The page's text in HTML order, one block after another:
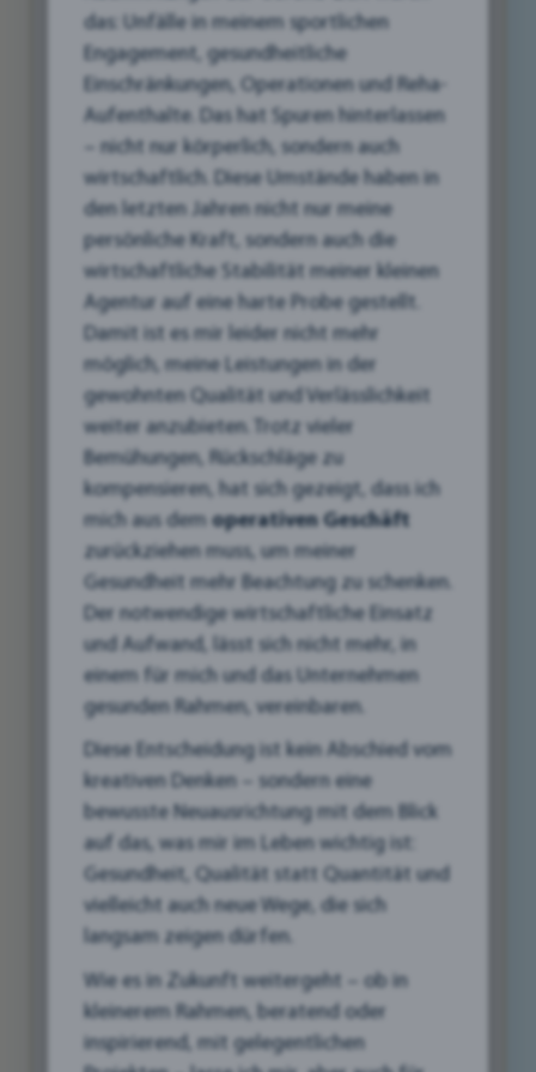
In der immer wieder mal empfundenen
eingeschlafenen Stadt Liezen, wo Kreativität
und Unternehmergeist Hand in Hand gehen
könnten, suchen kreative Unternehmen stets
nach neuen Wegen, um ihre Marke zu
präsentieren und ihre Botschaft auf innovative
Weise zu vermitteln. Hohlkammerplatten und
PVC-Hartschaumplatten eröffnen eine Welt
voller Möglichkeiten für kreative
Werbelösungen, die sowohl funktional als auch
ästhetisch ansprechend sind.
Stell dir vor, deine Werbebotschaft prangt in
leuchtenden Farben auf einem robusten
Bauzaunbanner, z. B. auf dem Areal des
ehemaligen Kastner & Öhler Areal, das die
Blicke der Passanten auf sich zieht. Oder dein
Firmenlogo wird auf einem eleganten PVC-
Hartschaumschild präsentiert, das den
Eingangsbereich deines Geschäfts schmückt.
mobiles Display für eine Messe oder
das: Unfälle in meinem sportlichen
Engagement, gesundheitliche
Einschränkungen, Operationen und Reha-
Aufenthalte. Das hat Spuren hinterlassen
– nicht nur körperlich, sondern auch
wirtschaftlich. Diese Umstände haben in
den letzten Jahren nicht nur meine
persönliche Kraft, sondern auch die
wirtschaftliche Stabilität meiner kleinen
Agentur auf eine harte Probe gestellt.
Damit ist es mir leider nicht mehr
möglich, meine Leistungen in der
gewohnten Qualität und Verlässlichkeit
weiter anzubieten. Trotz vieler
Bemühungen, Rückschläge zu
kompensieren, hat sich gezeigt, dass ich
mich aus dem operativen Geschäft
zurückziehen muss, um meiner
Gesundheit mehr Beachtung zu schenken.
Der notwendige wirtschaftliche Einsatz
und Aufwand, lässt sich nicht mehr, in
einem für mich und das Unternehmen
gesunden Rahmen, vereinbaren.
Diese Entscheidung ist kein Abschied vom
kreativen Denken – sondern eine
bewusste Neuausrichtung mit dem Blick
auf das, was mir im Leben wichtig ist:
Gesundheit, Qualität statt Quantität und
vielleicht auch neue Wege, die sich
langsam zeigen dürfen.
Wie es in Zukunft weitergeht – ob in
kleinerem Rahmen, beratend oder
inspirierend, mit gelegentlichen